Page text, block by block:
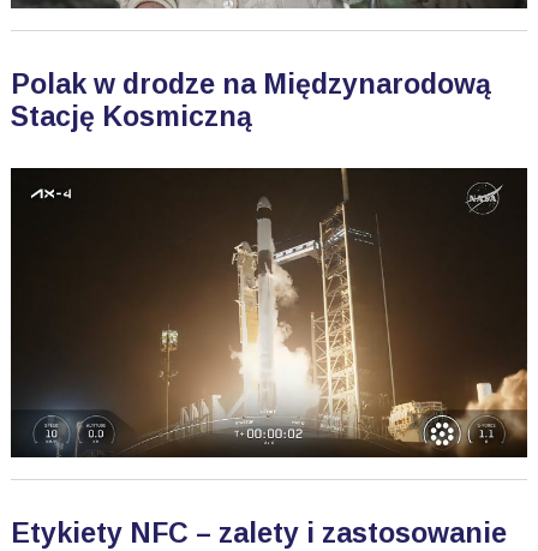
Polak w drodze na Międzynarodową
Stację Kosmiczną
Etykiety NFC – zalety i zastosowanie